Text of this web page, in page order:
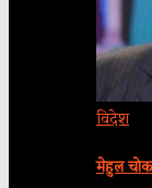
विदेश
मेहुल